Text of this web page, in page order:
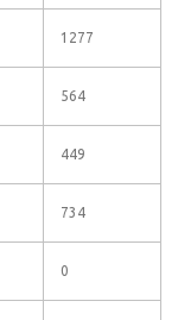
1277
564
449
734
0